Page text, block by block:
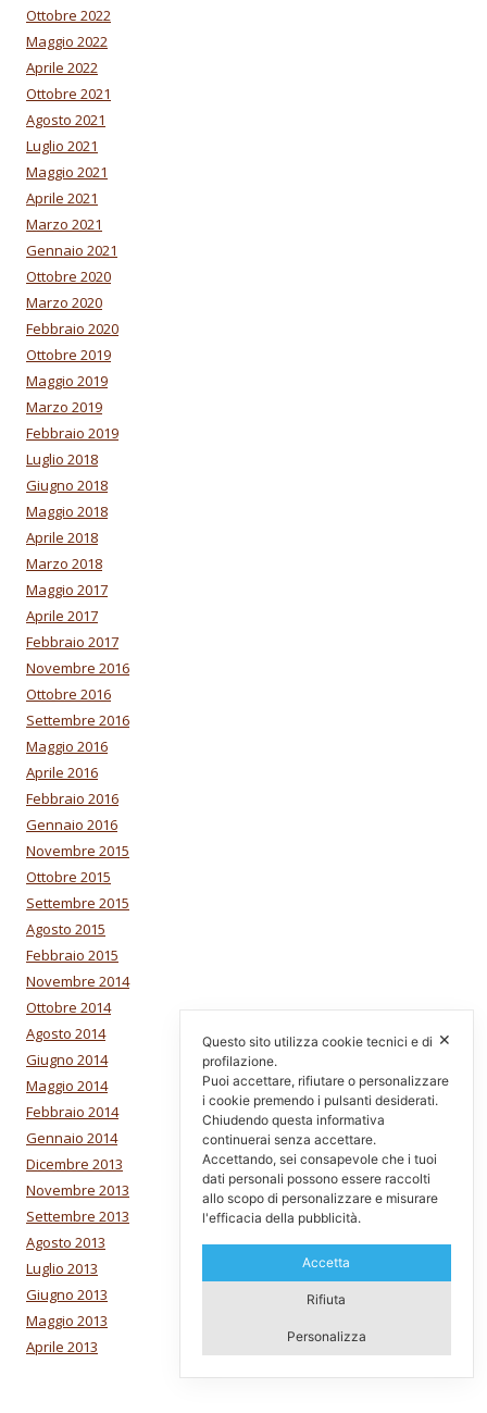
Ottobre 2022
Maggio 2022
Aprile 2022
Ottobre 2021
Agosto 2021
Luglio 2021
Maggio 2021
Aprile 2021
Marzo 2021
Gennaio 2021
Ottobre 2020
Marzo 2020
Febbraio 2020
Ottobre 2019
Maggio 2019
Marzo 2019
Febbraio 2019
Luglio 2018
Giugno 2018
Maggio 2018
Aprile 2018
Marzo 2018
Maggio 2017
Aprile 2017
Febbraio 2017
Novembre 2016
Ottobre 2016
Settembre 2016
Maggio 2016
Aprile 2016
Febbraio 2016
Gennaio 2016
Novembre 2015
Ottobre 2015
Settembre 2015
Agosto 2015
Febbraio 2015
Novembre 2014
Ottobre 2014
Agosto 2014
Giugno 2014
Maggio 2014
Febbraio 2014
Gennaio 2014
Dicembre 2013
Novembre 2013
Settembre 2013
Agosto 2013
Luglio 2013
Giugno 2013
Maggio 2013
Aprile 2013
✕
Questo sito utilizza cookie tecnici e di
profilazione.
Puoi accettare, rifiutare o personalizzare
i cookie premendo i pulsanti desiderati.
Chiudendo questa informativa
continuerai senza accettare.
Accettando, sei consapevole che i tuoi
dati personali possono essere raccolti
allo scopo di personalizzare e misurare
l'efficacia della pubblicità.
Accetta
Rifiuta
Personalizza